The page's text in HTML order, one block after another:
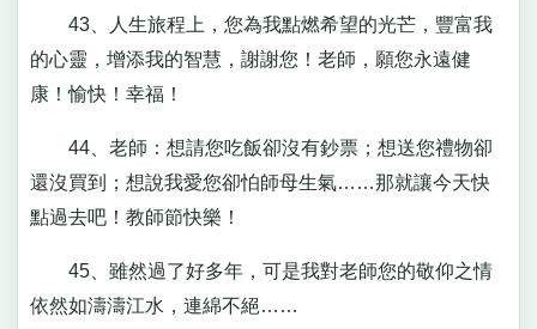
43、人生旅程上，您為我點燃希望的光芒，豐富我
的心靈，增添我的智慧，謝謝您！老師，願您永遠健
康！愉快！幸福！
44、老師：想請您吃飯卻沒有鈔票；想送您禮物卻
還沒買到；想說我愛您卻怕師母生氣……那就讓今天快
點過去吧！教師節快樂！
45、雖然過了好多年，可是我對老師您的敬仰之情
依然如濤濤江水，連綿不絕……